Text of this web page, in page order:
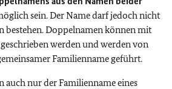
sein. Der Name darf jedoch nicht
bestehen. Doppelnamen können mit
werden und werden von
Familienname geführt.
auch nur der Familienname eines